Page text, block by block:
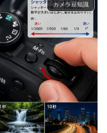
カメラ豆知識